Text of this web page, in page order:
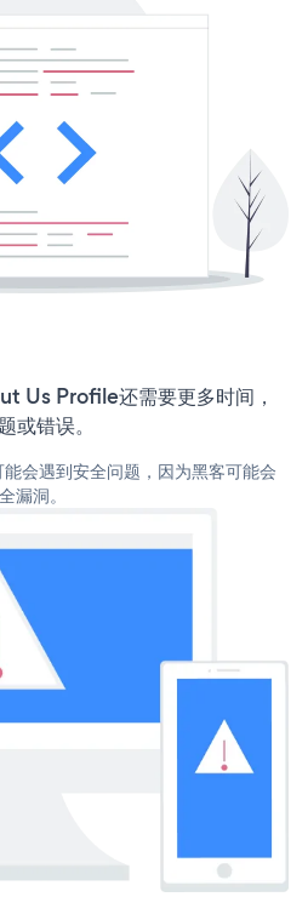
Us Profile还需要更多时间，
或错误。
会遇到安全问题，因为黑客可能会
漏洞。